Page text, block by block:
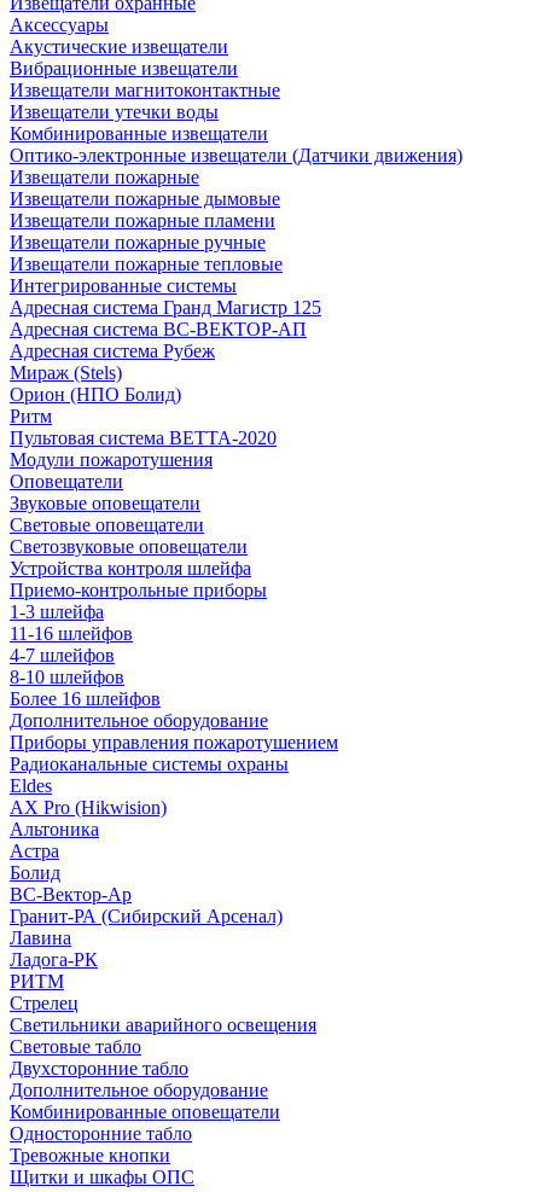
Аксессуары
Акустические извещатели
Вибрационные извещатели
Извещатели магнитоконтактные
Извещатели утечки воды
Комбинированные извещатели
Оптико-электронные извещатели (Датчики движения)
Извещатели пожарные
Извещатели пожарные дымовые
Извещатели пожарные пламени
Извещатели пожарные ручные
Извещатели пожарные тепловые
Интегрированные системы
Адресная система Гранд Магистр 125
Адресная система ВС-ВЕКТОР-АП
Адресная система Рубеж
Мираж (Stels)
Орион (НПО Болид)
Ритм
Пультовая система ВЕТТА-2020
Модули пожаротушения
Оповещатели
Звуковые оповещатели
Световые оповещатели
Светозвуковые оповещатели
Устройства контроля шлейфа
Приемо-контрольные приборы
1-3 шлейфа
11-16 шлейфов
4-7 шлейфов
8-10 шлейфов
Более 16 шлейфов
Дополнительное оборудование
Приборы управления пожаротушением
Радиоканальные системы охраны
Eldes
AX Pro (Hikwision)
Альтоника
Астра
Болид
ВС-Вектор-Ар
Гранит-РА (Сибирский Арсенал)
Лавина
Ладога-РК
РИТМ
Стрелец
Светильники аварийного освещения
Световые табло
Двухсторонние табло
Дополнительное оборудование
Комбинированные оповещатели
Односторонние табло
Тревожные кнопки
Щитки и шкафы ОПС